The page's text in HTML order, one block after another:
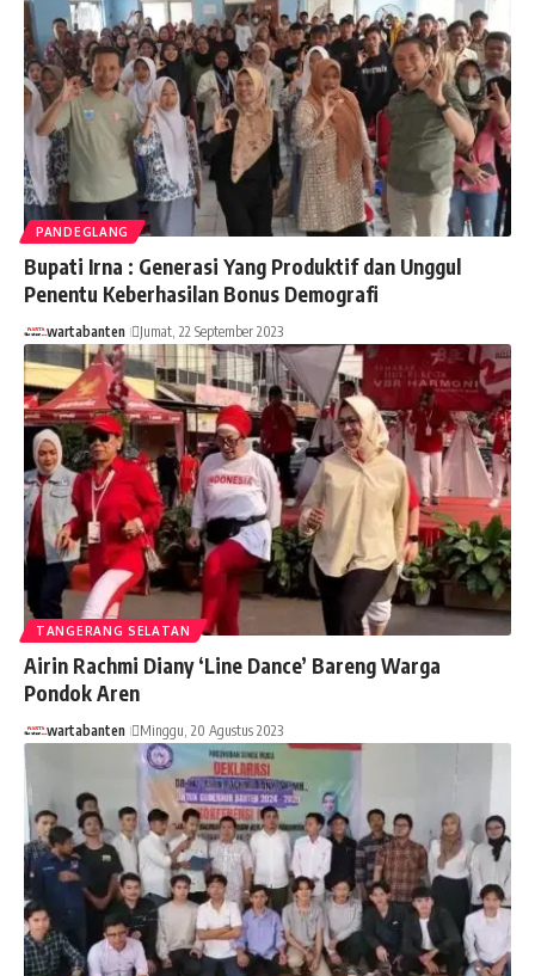
PANDEGLANG
Bupati Irna : Generasi Yang Produktif dan Unggul
Penentu Keberhasilan Bonus Demografi
wartabanten Jumat, 22 September 2023
TANGERANG SELATAN
Airin Rachmi Diany ‘Line Dance’ Bareng Warga
Pondok Aren
wartabanten Minggu, 20 Agustus 2023